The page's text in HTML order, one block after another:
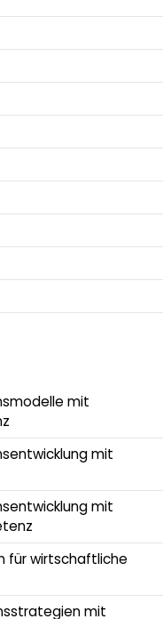
mit
mit
mit
für wirtschaftliche
mit